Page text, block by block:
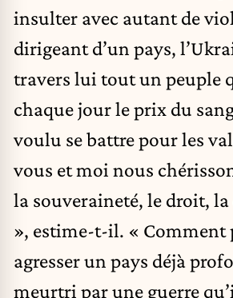
insulter avec autant de
dirigeant d’un pays,
travers lui tout un peuple
chaque jour le prix du
voulu se battre pour les
vous et moi nous
la souveraineté, le droit,
», estime-t-il. « Comment
agresser un pays déjà
meurtri par une guerre